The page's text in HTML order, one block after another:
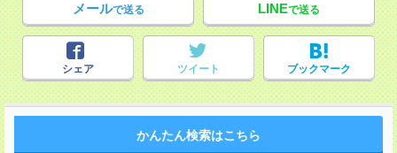
メールで送る LINEで送る
シェア ツイート ブックマーク
かんたん検索はこちら